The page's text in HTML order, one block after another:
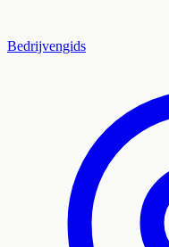
Bedrijvengids